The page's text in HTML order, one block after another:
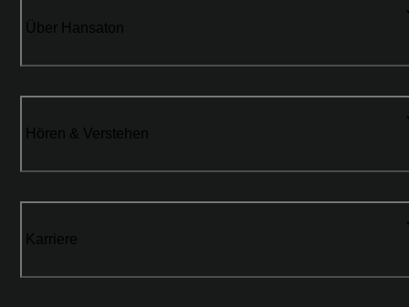
Über Hansaton
Hören & Verstehen
Karriere